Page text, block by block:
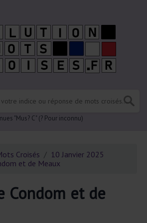
"Mus? C" (? Pour inconnu)
Croisés
10 Janvier 2025
et de Meaux
Condom et de